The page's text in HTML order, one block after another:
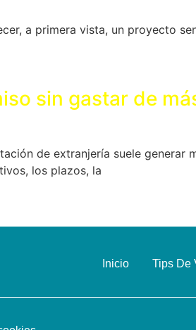
a primera vista, un proyecto
sin gastar de
de extranjería suele generar
los plazos, la
Inicio Tips De